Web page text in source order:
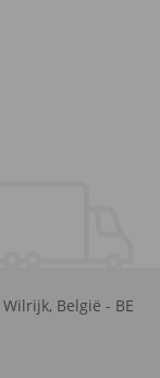
Wilrijk, België - BE